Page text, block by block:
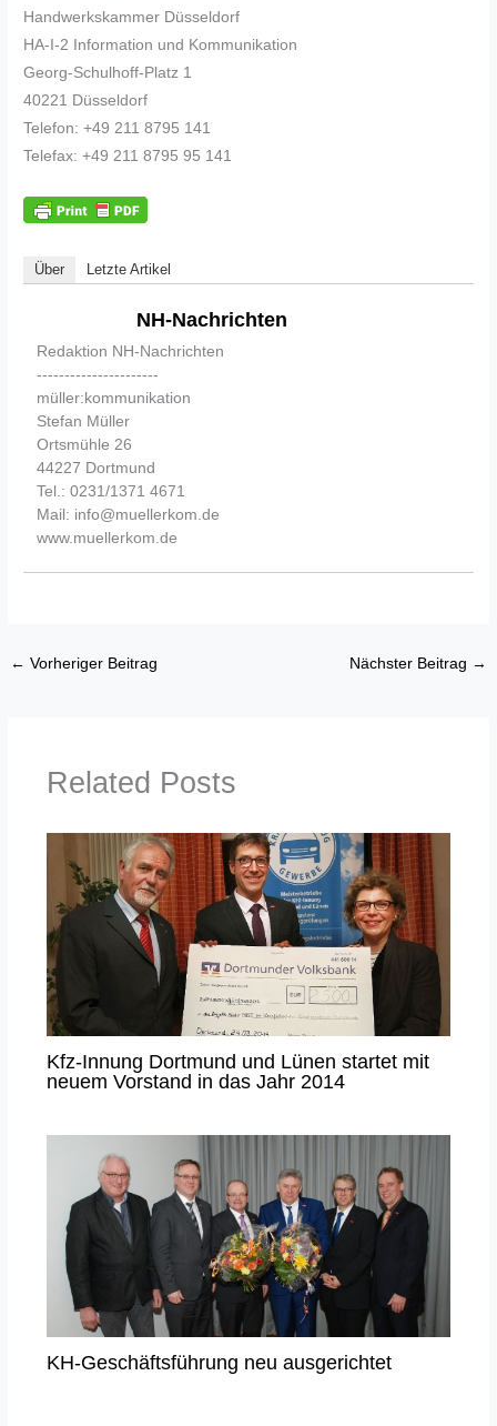
Handwerkskammer Düsseldorf
HA-I-2 Information und Kommunikation
Georg-Schulhoff-Platz 1
40221 Düsseldorf
Telefon: +49 211 8795 141
Telefax: +49 211 8795 95 141
Über Letzte Artikel
NH-Nachrichten
Redaktion NH-Nachrichten
----------------------
müller:kommunikation
Stefan Müller
Ortsmühle 26
44227 Dortmund
Tel.: 0231/1371 4671
Mail: info@muellerkom.de
www.muellerkom.de
← Vorheriger Beitrag Nächster Beitrag →
Related Posts
Kfz-Innung Dortmund und Lünen startet mit
neuem Vorstand in das Jahr 2014
KH-Geschäftsführung neu ausgerichtet